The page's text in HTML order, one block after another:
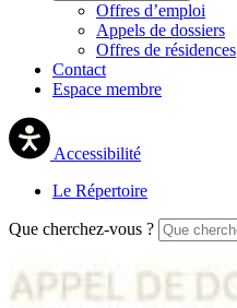
Offres d’emploi
Appels de dossiers
Offres de résidences
Contact
Espace membre
Accessibilité
Le Répertoire
Que cherchez-vous ?